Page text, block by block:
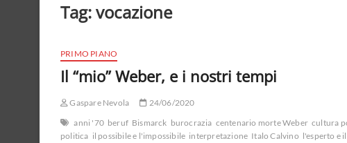
Tag:vocazione
PRIMO PIANO
Il “mio” Weber, e i nostri tempi
Gaspare Nevola
24/06/2020
anni '70 beruf Bismarck burocrazia centenario morte Weber cultura
politica il possibile e l'impossibile interpretazione Italo Calvino l'esperto e